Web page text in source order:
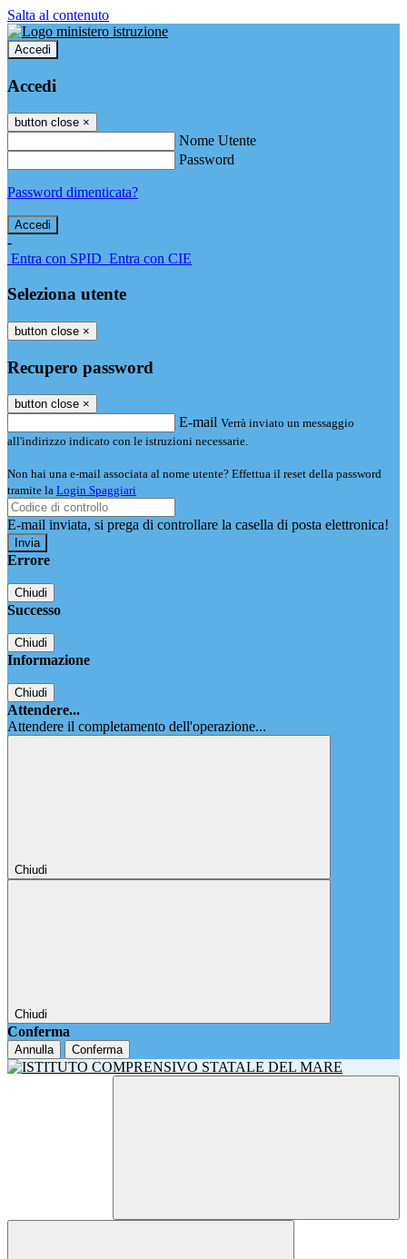
Salta al contenuto
Accedi
Accedi
button close ×
Nome Utente
Password
Password dimenticata?
-
Entra con SPID Entra con CIE
Seleziona utente
button close ×
Recupero password
button close ×
E-mail Verrà inviato un messaggio
all'indirizzo indicato con le istruzioni necessarie.
Non hai una e-mail associata al nome utente? Effettua il reset della password
tramite la Login Spaggiari
E-mail inviata, si prega di controllare la casella di posta elettronica!
Errore
Chiudi
Successo
Chiudi
Informazione
Chiudi
Attendere...
Attendere il completamento dell'operazione...
Chiudi
Chiudi
Conferma
Annulla Conferma